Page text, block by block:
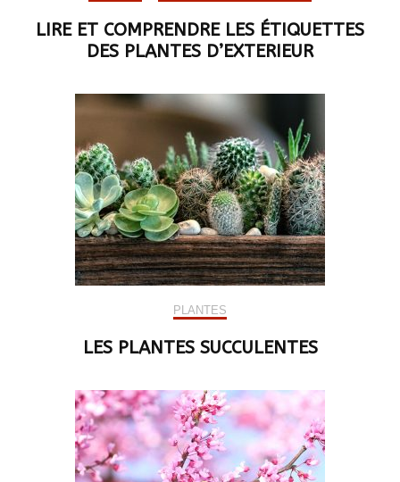
LIRE ET COMPRENDRE LES ÉTIQUETTES
DES PLANTES D’EXTERIEUR
PLANTES
LES PLANTES SUCCULENTES